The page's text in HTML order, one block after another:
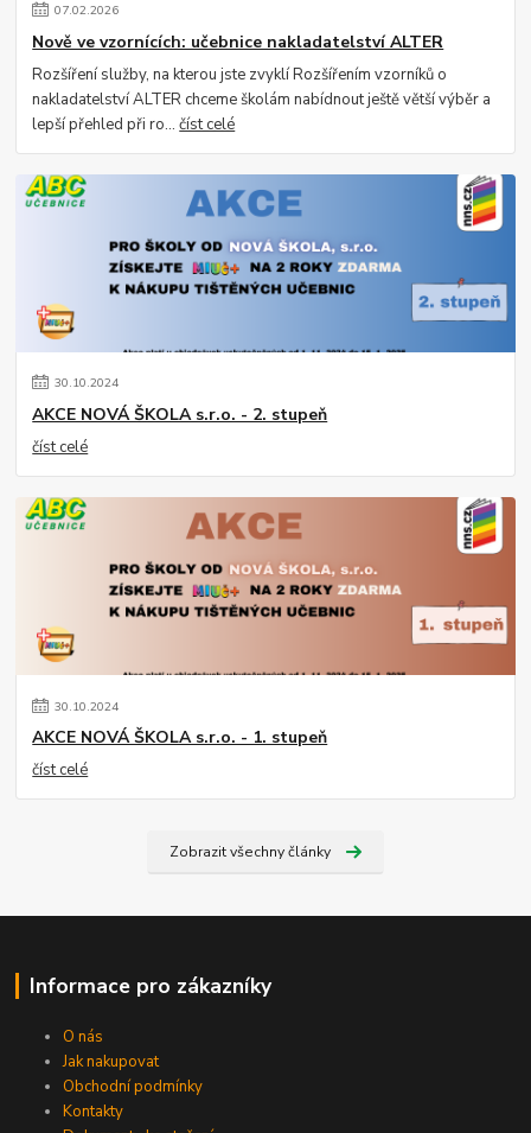
07.02.2026
Nově ve vzornících: učebnice nakladatelství ALTER
Rozšíření služby, na kterou jste zvyklí Rozšířením vzorníků o
nakladatelství ALTER chceme školám nabídnout ještě větší výběr a
lepší přehled při ro...číst celé
30.10.2024
AKCE NOVÁ ŠKOLA s.r.o. - 2. stupeň
číst celé
30.10.2024
AKCE NOVÁ ŠKOLA s.r.o. - 1. stupeň
číst celé
Zobrazit všechny články
Informace pro zákazníky
O nás
Jak nakupovat
Obchodní podmínky
Kontakty